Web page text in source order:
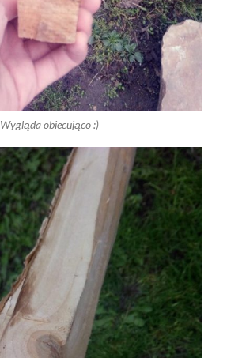
Wygląda obiecująco :)